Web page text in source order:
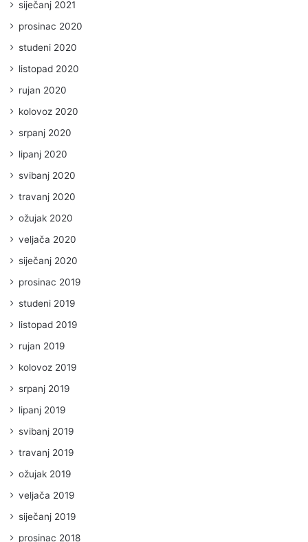
siječanj 2021
prosinac 2020
studeni 2020
listopad 2020
rujan 2020
kolovoz 2020
srpanj 2020
lipanj 2020
svibanj 2020
travanj 2020
ožujak 2020
veljača 2020
siječanj 2020
prosinac 2019
studeni 2019
listopad 2019
rujan 2019
kolovoz 2019
srpanj 2019
lipanj 2019
svibanj 2019
travanj 2019
ožujak 2019
veljača 2019
siječanj 2019
prosinac 2018